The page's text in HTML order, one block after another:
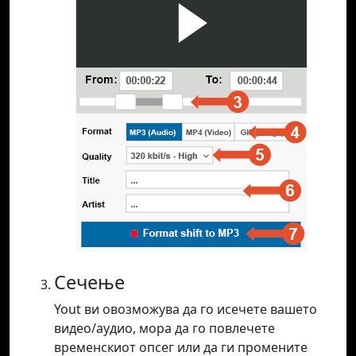
Сечење
Yout ви овозможува да го исечете вашето
видео/аудио, мора да го повлечете
временскиот опсег или да ги промените